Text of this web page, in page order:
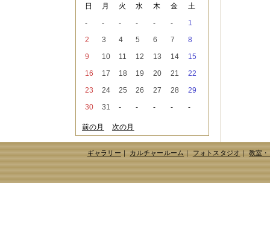
2021年05月（2件）
2021年02月 （1件）
2020年12月（3件）
2020年11月 （6件）
2020年09月（5件）
2020年08月
2020年06月（2件）
2020年04月（4件）
2020年03月（9件）
2020年02月（3件）
2020年01月（5件）
2019年12月（3件）
日
月 火 水 木 金
土
-
- - - - -
1
2
3 4 5 6 7
8
9
10 11 12 13 14
15
16
17 18 19 20 21
22
23
24 25 26 27 28
29
30
31 - - - - -
前の月 次の月
ギャラリー｜ カルチャールーム｜ フォトスタジオ｜ 教室